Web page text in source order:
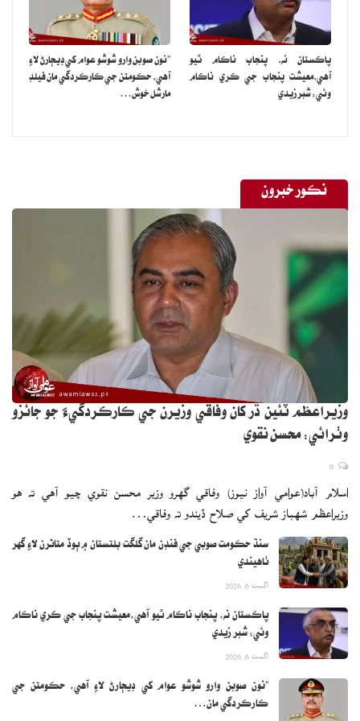
سوشل ميديا تي وائرل ٿيندڙ وڊيو تي ماڻهو دلچسپ تبصرا ڪري رهيا آهن
جڏهن ته اڪثر ماڻهو کيس بالنگ ڪندو ڏسي ڪنفيوز ٿي ويا آهن ته ڪٿي
هي شعيب اختر ته ناهي.
پاڪستان نه، پنجاب ناڪام ٿيو
آهي،معيشت پنجاب جي ڪري ناڪام
وئي: شبر زيدي
”نون صوبن وارو شوشو عوام کي ڊيڄارڻ لاءِ
آهي، حڪومتن جي ڪارڪردگي مان فيلڊ
مارشل خوش…
نڪور خبرون
وزيراعظم ٽئين ڌر کان وفاقي وزيرن جي ڪارڪردگيءَ جو جائزو
وٺرائي: محسن نقوي
اسلام آباد(عوامي آواز نيوز) وفاقي گهرو وزير محسن نقوي چيو آهي ته هو
وزيراعظم شهباز شريف کي صلاح ڏيندو ته وفاقي…
سنڌ حڪومت صوبي جي فنڊن مان گلگت بلتستان ۾ ٻوڏ متاثرن لاءِ گهر
ٺاهيندي
اگست 6, 2026
پاڪستان نه، پنجاب ناڪام ٿيو آهي،معيشت پنجاب جي ڪري ناڪام
وئي: شبر زيدي
اگست 6, 2026
”نون صوبن وارو شوشو عوام کي ڊيڄارڻ لاءِ آهي، حڪومتن جي
ڪارڪردگي مان…